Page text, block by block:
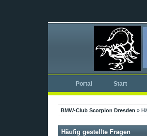
Portal Start
BMW-Club Scorpion Dresden »
Häufig gestellte Fragen